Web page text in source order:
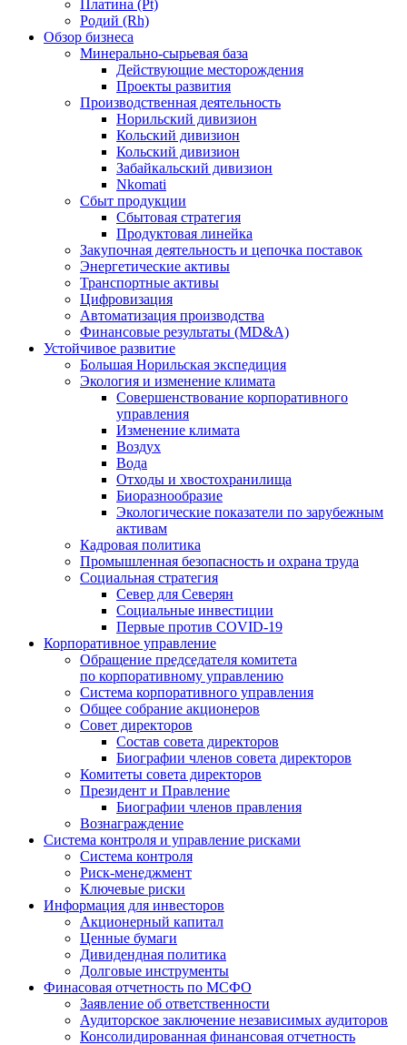
Платина (Pt)
Родий (Rh)
Обзор бизнеса
Минерально-сырьевая база
Действующие месторождения
Проекты развития
Производственная деятельность
Норильский дивизион
Кольский дивизион
Кольский дивизион
Забайкальский дивизион
Nkomati
Сбыт продукции
Сбытовая стратегия
Продуктовая линейка
Закупочная деятельность и цепочка поставок
Энергетические активы
Транспортные активы
Цифровизация
Автоматизация производства
Финансовые результаты (MD&A)
Устойчивое развитие
Большая Норильская экспедиция
Экология и изменение климата
Совершенствование корпоративного
управления
Изменение климата
Воздух
Вода
Отходы и хвостохранилища
Биоразнообразие
Экологические показатели по зарубежным
активам
Кадровая политика
Промышленная безопасность и охрана труда
Социальная стратегия
Север для Северян
Социальные инвестиции
Первые против COVID‑19
Корпоративное управление
Обращение председателя комитета
по корпоративному управлению
Система корпоративного управления
Общее собрание акционеров
Совет директоров
Состав совета директоров
Биографии членов совета директоров
Комитеты совета директоров
Президент и Правление
Биографии членов правления
Вознаграждение
Система контроля и управление рисками
Система контроля
Риск-менеджмент
Ключевые риски
Информация для инвесторов
Акционерный капитал
Ценные бумаги
Дивидендная политика
Долговые инструменты
Финасовая отчетность по МСФО
Заявление об ответственности
Аудиторское заключение независимых аудиторов
Консолидированная финансовая отчетность